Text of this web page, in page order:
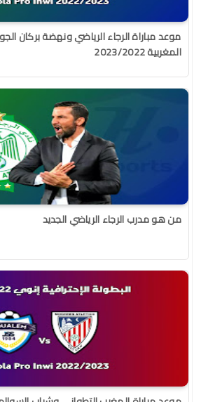
المغربية 2023/2022
من هو مدرب الرجاء الرياضي الجديد